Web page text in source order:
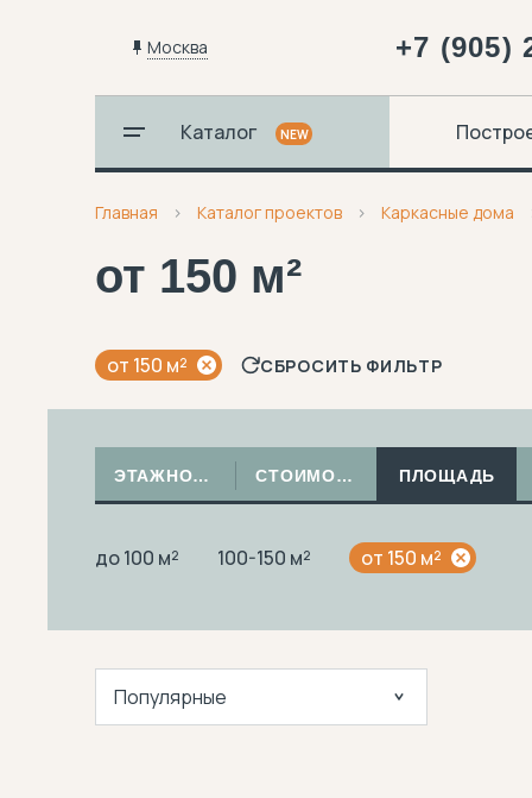
Москва +7 (905)
Каталог NEW
Главная Каталог проектов Каркасные дома
от 150 м²
от 150 м² СБРОСИТЬ ФИЛЬТР
ЭТАЖНОСТЬ СТОИМОСТЬ ПЛОЩАДЬ
до 100 м² 100-150 м² от 150 м²
Популярные